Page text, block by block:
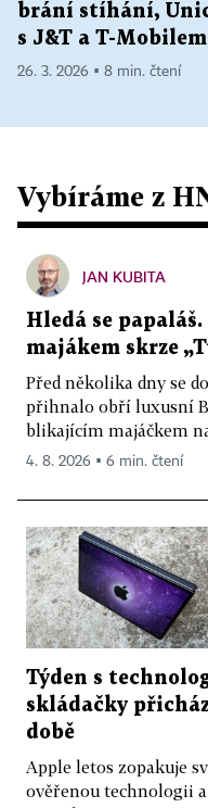
brání stíhání,
s J&T a T-
26. 3. 2026 ▪ 8 min. čtení
Vybíráme z
JAN KUBITA
Hledá se
majákem skrze
Před několika dny se
přihnalo obří luxusní
blikajícím majáčkem
4. 8. 2026 ▪ 6 min. čtení
Týden s
skládačky
době
Apple letos zopakuje
ověřenou technologii